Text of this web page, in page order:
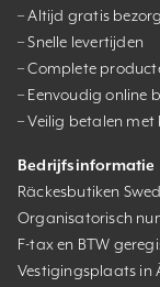
– Altijd gratis
– Snelle levertijden
– Complete
– Eenvoudig online
– Veilig betalen
Bedrijfsinformatie
Räckesbutiken
Organisatorisch
F-tax en BTW
Vestigingsplaats in